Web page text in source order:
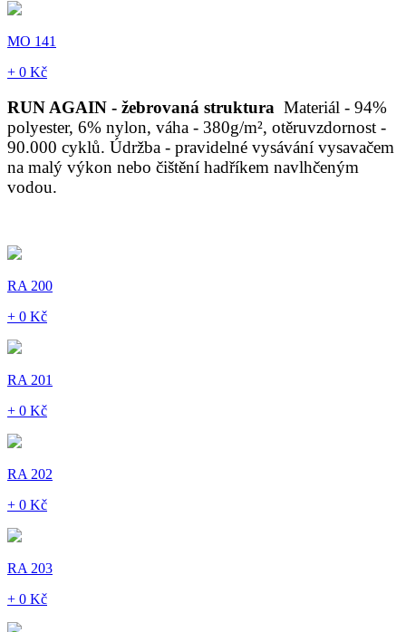
MO 141
+ 0 Kč
RUN AGAIN - žebrovaná struktura Materiál - 94%
polyester, 6% nylon, váha - 380g/m², otěruvzdornost -
90.000 cyklů. Údržba - pravidelné vysávání vysavačem
na malý výkon nebo čištění hadříkem navlhčeným
vodou.
RA 200
+ 0 Kč
RA 201
+ 0 Kč
RA 202
+ 0 Kč
RA 203
+ 0 Kč